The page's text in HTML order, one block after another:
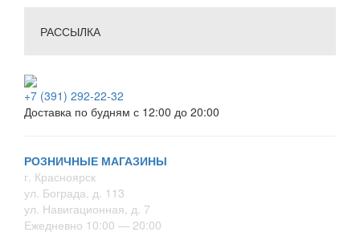
РАССЫЛКА
+7 (391) 292-22-32
Доставка по будням с 12:00 до 20:00
РОЗНИЧНЫЕ МАГАЗИНЫ
г. Красноярск
ул. Бограда, д. 113
ул. Навигационная, д. 7
Ежедневно 10:00 — 20:00